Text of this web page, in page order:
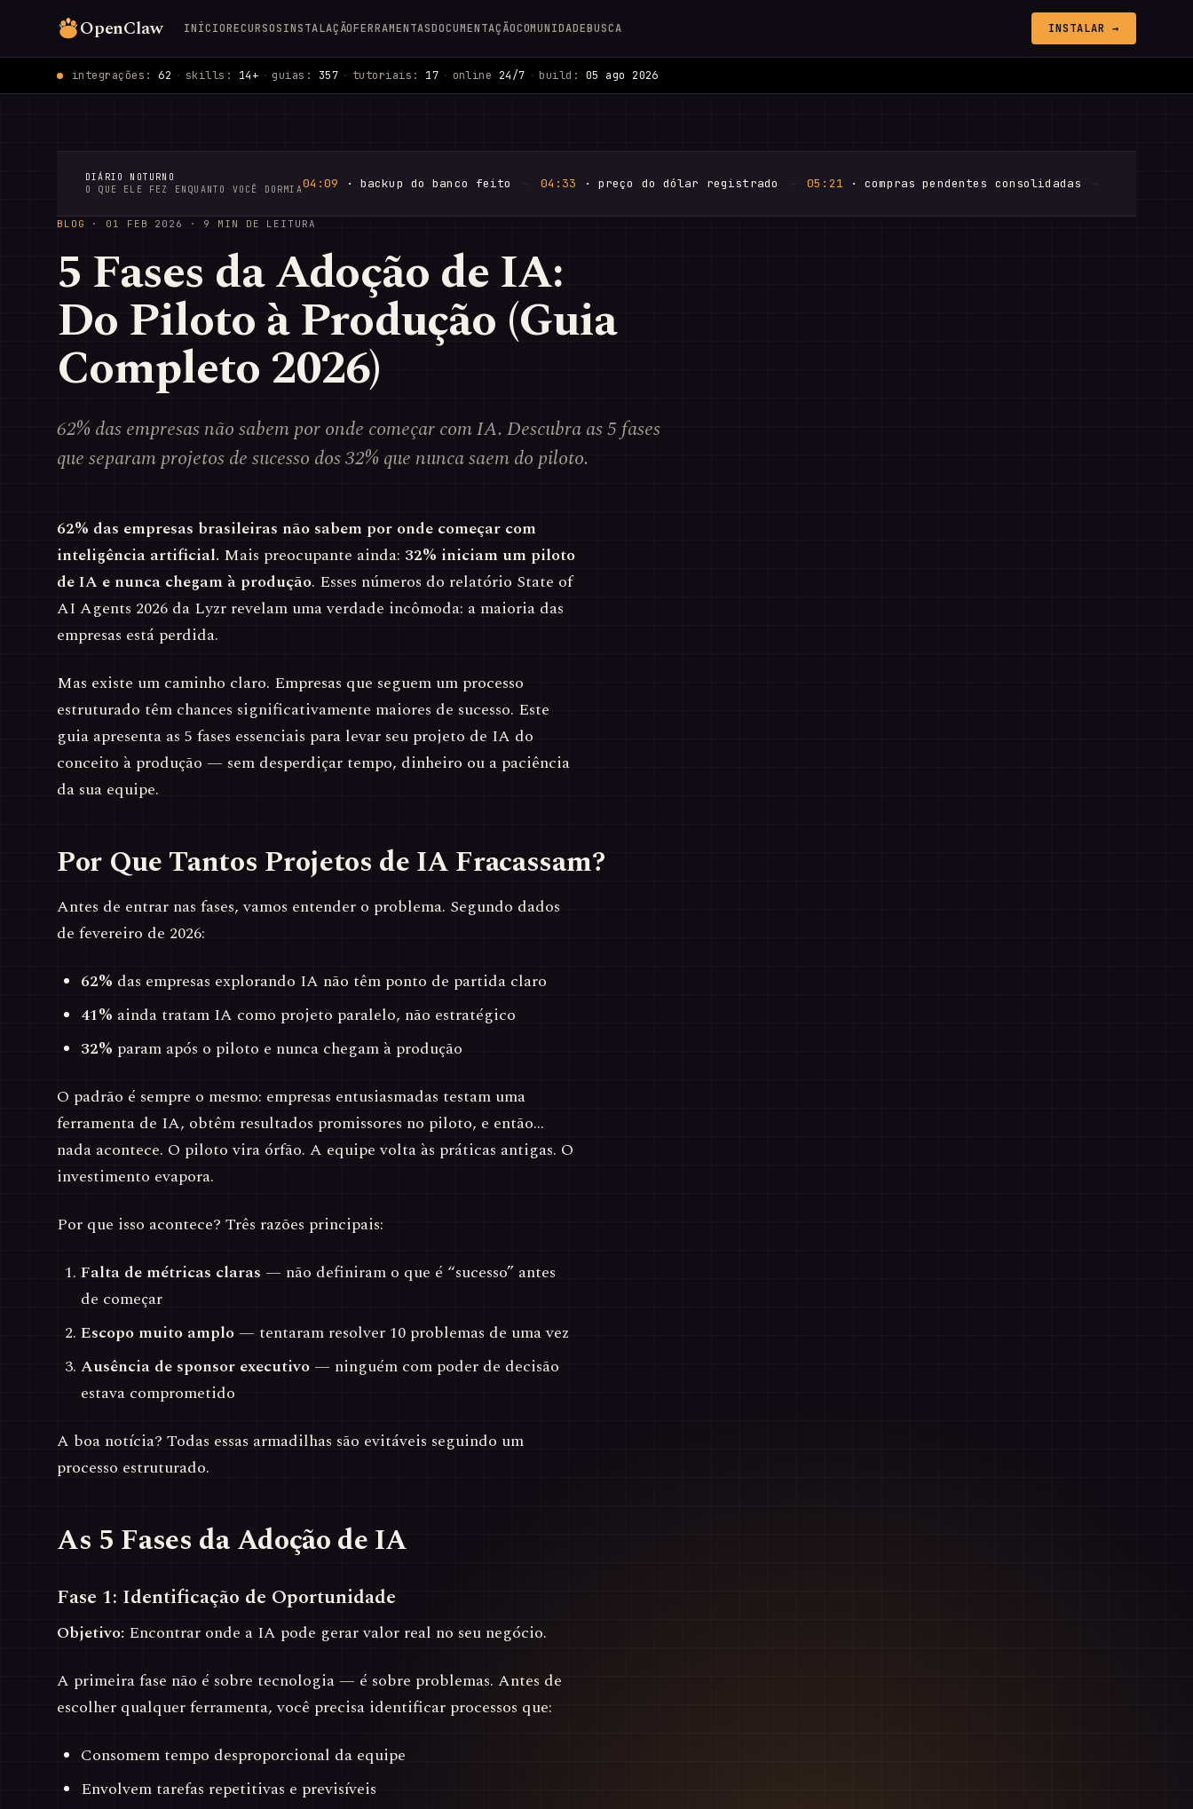
OpenClaw INÍCIORECURSOSINSTALAÇÃOFERRAMENTASDOCUMENTAÇÃOCOMUNIDADEBUSCA INSTALAR →
integrações: 62 · skills: 14+ · guias: 357 · tutoriais: 17 · online 24/7 · build: 05 ago 2026
DIÁRIO NOTURNO
O QUE ELE FEZ ENQUANTO VOCÊ DORMIA04:09 · backup do banco feito 04:33 · preço do dólar registrado 05:21 · compras pendentes consolidadas
BLOG · 01 FEB 2026 · 9 MIN DE LEITURA
5 Fases da Adoção de IA:
Do Piloto à Produção (Guia
Completo 2026)
62% das empresas não sabem por onde começar com IA. Descubra as 5 fases
que separam projetos de sucesso dos 32% que nunca saem do piloto.
62% das empresas brasileiras não sabem por onde começar com
inteligência artificial. Mais preocupante ainda: 32% iniciam um piloto
de IA e nunca chegam à produção. Esses números do relatório State of
AI Agents 2026 da Lyzr revelam uma verdade incômoda: a maioria das
empresas está perdida.
Mas existe um caminho claro. Empresas que seguem um processo
estruturado têm chances significativamente maiores de sucesso. Este
guia apresenta as 5 fases essenciais para levar seu projeto de IA do
conceito à produção — sem desperdiçar tempo, dinheiro ou a paciência
da sua equipe.
Por Que Tantos Projetos de IA Fracassam?
Antes de entrar nas fases, vamos entender o problema. Segundo dados
de fevereiro de 2026:
62% das empresas explorando IA não têm ponto de partida claro
41% ainda tratam IA como projeto paralelo, não estratégico
32% param após o piloto e nunca chegam à produção
O padrão é sempre o mesmo: empresas entusiasmadas testam uma
ferramenta de IA, obtêm resultados promissores no piloto, e então…
nada acontece. O piloto vira órfão. A equipe volta às práticas antigas. O
investimento evapora.
Por que isso acontece? Três razões principais:
Falta de métricas claras — não definiram o que é “sucesso” antes
de começar
Escopo muito amplo — tentaram resolver 10 problemas de uma vez
Ausência de sponsor executivo — ninguém com poder de decisão
estava comprometido
A boa notícia? Todas essas armadilhas são evitáveis seguindo um
processo estruturado.
As 5 Fases da Adoção de IA
Fase 1: Identificação de Oportunidade
Objetivo: Encontrar onde a IA pode gerar valor real no seu negócio.
A primeira fase não é sobre tecnologia — é sobre problemas. Antes de
escolher qualquer ferramenta, você precisa identificar processos que:
Consomem tempo desproporcional da equipe
Envolvem tarefas repetitivas e previsíveis